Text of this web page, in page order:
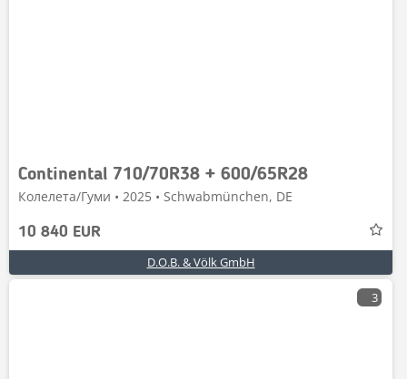
Continental 710/70R38 + 600/65R28
Колелета/Гуми • 2025 • Schwabmünchen, DE
10 840 EUR
D.O.B. & Völk GmbH
3